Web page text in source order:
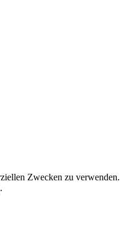
Zwecken zu verwenden.